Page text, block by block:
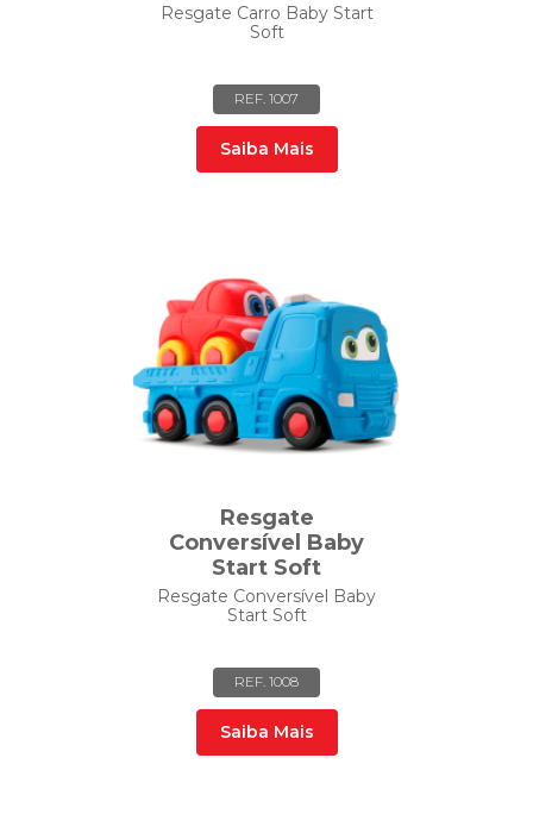
Resgate Carro Baby Start
Soft
REF. 1007
Saiba Mais
Resgate
Conversível Baby
Start Soft
Resgate Conversível Baby
Start Soft
REF. 1008
Saiba Mais